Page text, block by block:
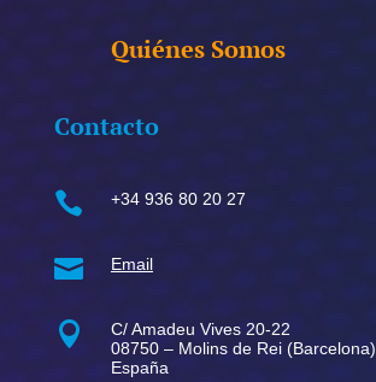
Quiénes Somos
Contacto
 +34 936 80 20 27
 Email

C/ Amadeu Vives 20-22
08750 – Molins de Rei (Barcelona)
España